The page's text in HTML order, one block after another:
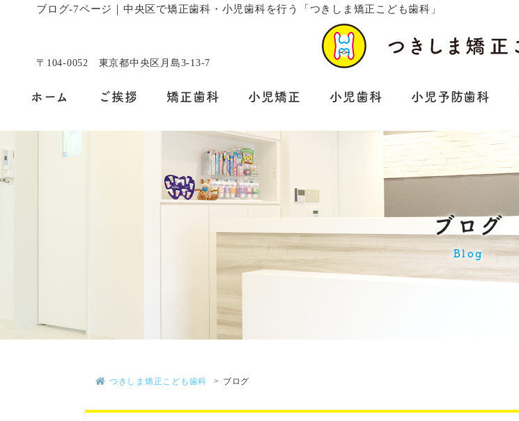
ブログ-7ページ｜中央区で矯正歯科・小児歯科を行う「つきしま矯正こども歯科」
〒104-0052 東京都中央区月島3-13-7
ホーム ご挨拶 矯正歯科 小児矯正 小児歯科 小児予防歯科
ブログ
Blog
つきしま矯正こども歯科 ブログ